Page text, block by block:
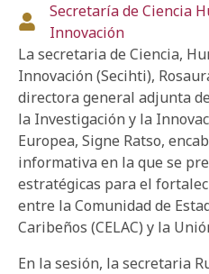
Secretaría de Ciencia
Innovación
La secretaria de Ciencia,
Innovación (Secihti),
directora general adjunta
la Investigación y la
Europea, Signe Ratso,
informativa en la que se
estratégicas para el
entre la Comunidad de
Caribeños (CELAC) y la
En la sesión, la secretaria